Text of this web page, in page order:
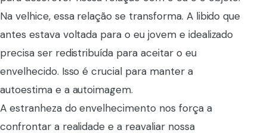
Na velhice, essa relação se transforma. A libido que
antes estava voltada para o eu jovem e idealizado
precisa ser redistribuída para aceitar o eu
envelhecido. Isso é crucial para manter a
autoestima e a autoimagem.
A estranheza do envelhecimento nos força a
confrontar a realidade e a reavaliar nossa